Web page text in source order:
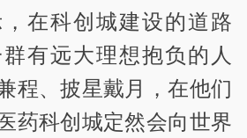
在科创城建设的道路
群有远大理想抱负的人
程、披星戴月，在他们
药科创城定然会向世界